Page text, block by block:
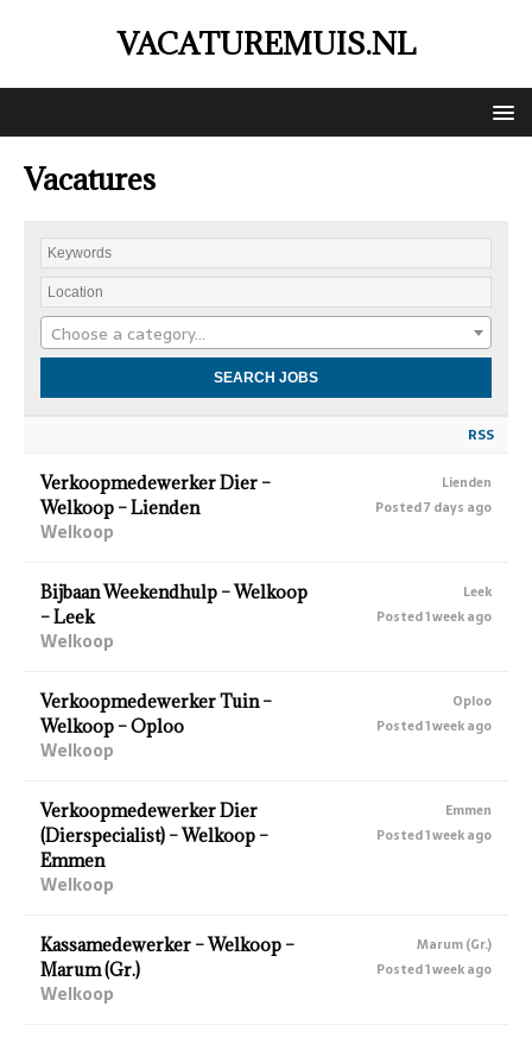
VACATUREMUIS.NL
Vacatures
Choose a category…
RSS
Verkoopmedewerker Dier –
Welkoop – Lienden
Welkoop
Lienden
Posted 7 days ago
Bijbaan Weekendhulp – Welkoop
– Leek
Welkoop
Leek
Posted 1 week ago
Verkoopmedewerker Tuin –
Welkoop – Oploo
Welkoop
Oploo
Posted 1 week ago
Verkoopmedewerker Dier
(Dierspecialist) – Welkoop –
Emmen
Welkoop
Emmen
Posted 1 week ago
Kassamedewerker – Welkoop –
Marum (Gr.)
Welkoop
Marum (Gr.)
Posted 1 week ago